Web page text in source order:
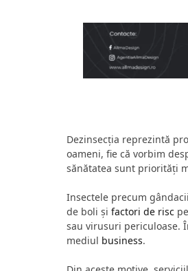
Dezinsecția reprezintă
oameni, fie că vorbim
sănătatea sunt priorități
Insectele precum
de boli și factori de risc
sau virusuri periculoase.
mediul business.